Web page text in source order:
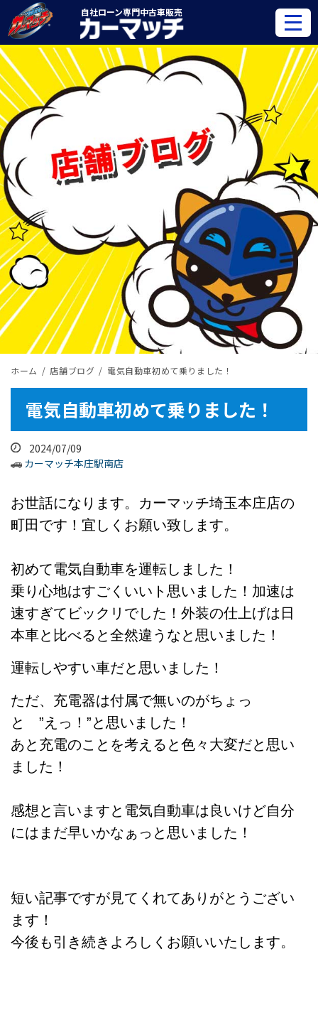
自社ローン専門中古車販売
ホーム 店舗ブログ 電気自動車初めて乗りました！
電気自動車初めて乗りました！
2024/07/09
カーマッチ本庄駅南店
お世話になります。カーマッチ埼玉本庄店の
町田です！宜しくお願い致します。
初めて電気自動車を運転しました！
乗り心地はすごくいいト思いました！加速は
速すぎてビックリでした！外装の仕上げは日
本車と比べると全然違うなと思いました！
運転しやすい車だと思いました！
ただ、充電器は付属で無いのがちょっ
と ”えっ！”と思いました！
あと充電のことを考えると色々大変だと思い
ました！
感想と言いますと電気自動車は良いけど自分
にはまだ早いかなぁっと思いました！
短い記事ですが見てくれてありがとうござい
ます！
今後も引き続きよろしくお願いいたします。